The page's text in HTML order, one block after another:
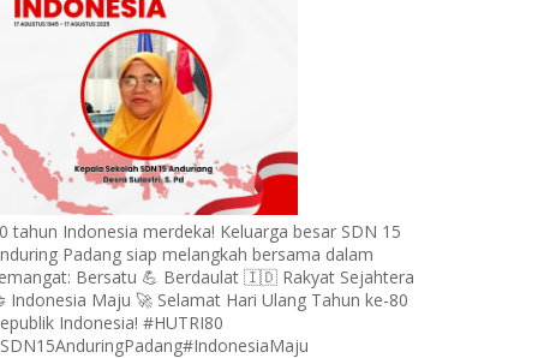
tahun Indonesia merdeka! Keluarga besar SDN 15
Padang siap melangkah bersama dalam
Bersatu 💪 Berdaulat 🇮🇩 Rakyat Sejahtera
Indonesia Maju 🚀 Selamat Hari Ulang Tahun ke-80
Indonesia! #HUTRI80